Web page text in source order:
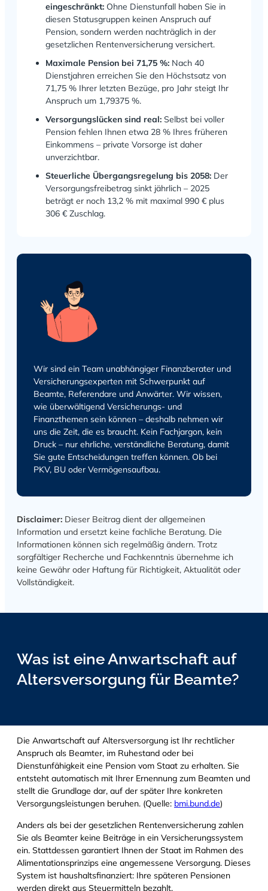
eingeschränkt: Ohne Dienstunfall haben Sie in
diesen Statusgruppen keinen Anspruch auf
Pension, sondern werden nachträglich in der
gesetzlichen Rentenversicherung versichert.
Maximale Pension bei 71,75 %: Nach 40
Dienstjahren erreichen Sie den Höchstsatz von
71,75 % Ihrer letzten Bezüge, pro Jahr steigt Ihr
Anspruch um 1,79375 %.
Versorgungslücken sind real: Selbst bei voller
Pension fehlen Ihnen etwa 28 % Ihres früheren
Einkommens – private Vorsorge ist daher
unverzichtbar.
Steuerliche Übergangsregelung bis 2058: Der
Versorgungsfreibetrag sinkt jährlich – 2025
beträgt er noch 13,2 % mit maximal 990 € plus
306 € Zuschlag.
Wir sind ein Team unabhängiger Finanzberater und
Versicherungsexperten mit Schwerpunkt auf
Beamte, Referendare und Anwärter. Wir wissen,
wie überwältigend Versicherungs- und
Finanzthemen sein können – deshalb nehmen wir
uns die Zeit, die es braucht. Kein Fachjargon, kein
Druck – nur ehrliche, verständliche Beratung, damit
Sie gute Entscheidungen treffen können. Ob bei
PKV, BU oder Vermögensaufbau.
Disclaimer: Dieser Beitrag dient der allgemeinen
Information und ersetzt keine fachliche Beratung. Die
Informationen können sich regelmäßig ändern. Trotz
sorgfältiger Recherche und Fachkenntnis übernehme ich
keine Gewähr oder Haftung für Richtigkeit, Aktualität oder
Vollständigkeit.
Was ist eine Anwartschaft auf
Altersversorgung für Beamte?
Die Anwartschaft auf Altersversorgung ist Ihr rechtlicher
Anspruch als Beamter, im Ruhestand oder bei
Dienstunfähigkeit eine Pension vom Staat zu erhalten. Sie
entsteht automatisch mit Ihrer Ernennung zum Beamten und
stellt die Grundlage dar, auf der später Ihre konkreten
Versorgungsleistungen beruhen. (Quelle: bmi.bund.de)
Anders als bei der gesetzlichen Rentenversicherung zahlen
Sie als Beamter keine Beiträge in ein Versicherungssystem
ein. Stattdessen garantiert Ihnen der Staat im Rahmen des
Alimentationsprinzips eine angemessene Versorgung. Dieses
System ist haushaltsfinanziert: Ihre späteren Pensionen
werden direkt aus Steuermitteln bezahlt.